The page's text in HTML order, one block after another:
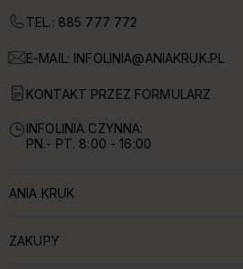
TEL.: 885 777 772
E-MAIL: INFOLINIA@ANIAKRUK.PL
KONTAKT PRZEZ FORMULARZ
INFOLINIA CZYNNA:
PN.- PT. 8:00 - 16:00
ROZWIŃ SEKCJĘ:
ANIA KRUK
ROZWIŃ SEKCJĘ:
ZAKUPY